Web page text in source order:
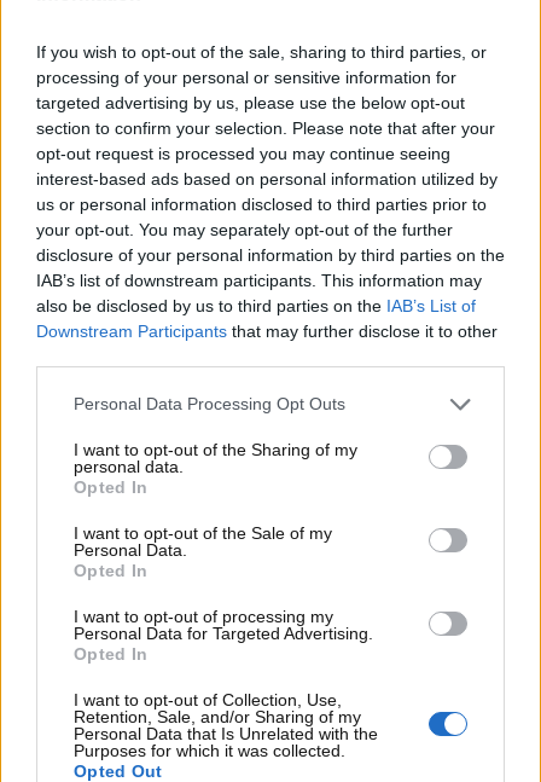
If you wish to opt-out of the sale, sharing to third parties, or
processing of your personal or sensitive information for
targeted advertising by us, please use the below opt-out
section to confirm your selection. Please note that after your
opt-out request is processed you may continue seeing
interest-based ads based on personal information utilized by
us or personal information disclosed to third parties prior to
your opt-out. You may separately opt-out of the further
disclosure of your personal information by third parties on the
IAB’s list of downstream participants. This information may
also be disclosed by us to third parties on the IAB’s List of
Downstream Participants that may further disclose it to other
Personal Data Processing Opt Outs
I want to opt-out of the Sharing of my
personal data.
Opted In
I want to opt-out of the Sale of my
Personal Data.
Opted In
I want to opt-out of processing my
Personal Data for Targeted Advertising.
Opted In
I want to opt-out of Collection, Use,
Retention, Sale, and/or Sharing of my
Personal Data that Is Unrelated with the
Purposes for which it was collected.
Opted Out
caratteristiche che includono solidità, potenza e
spazio di carico importante a bordo rendono questo
veicolo un’ottima opzione anche negli USA. Vi
presentiamoil Chery Himla
Arriva dalla Cina!
Il mezzo di cui parliamo è stato svelato al Salone di
Shanghai 2025 come competitor diretto di modelli
come Toyota Hilux, Mitsubishi L200 e Dodge Ram,
tra gli altri. No,non rimarrà confinatoalla Cina o al
mercato asiatico, questa volta e l’azienda avrebbe
interesse nell’esportare il veicolo, un pick-up full size
mondo, Europa inclusa.